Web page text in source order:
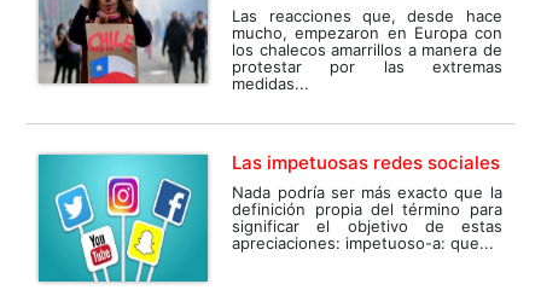
Las reacciones que, desde hace
mucho, empezaron en Europa con
los chalecos amarrillos a manera de
protestar por las extremas
medidas...
Las impetuosas redes sociales
Nada podría ser más exacto que la
definición propia del término para
significar el objetivo de estas
apreciaciones: impetuoso-a: que...